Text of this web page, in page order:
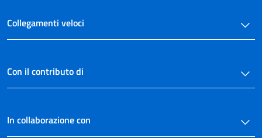
Collegamenti veloci
Con il contributo di
In collaborazione con